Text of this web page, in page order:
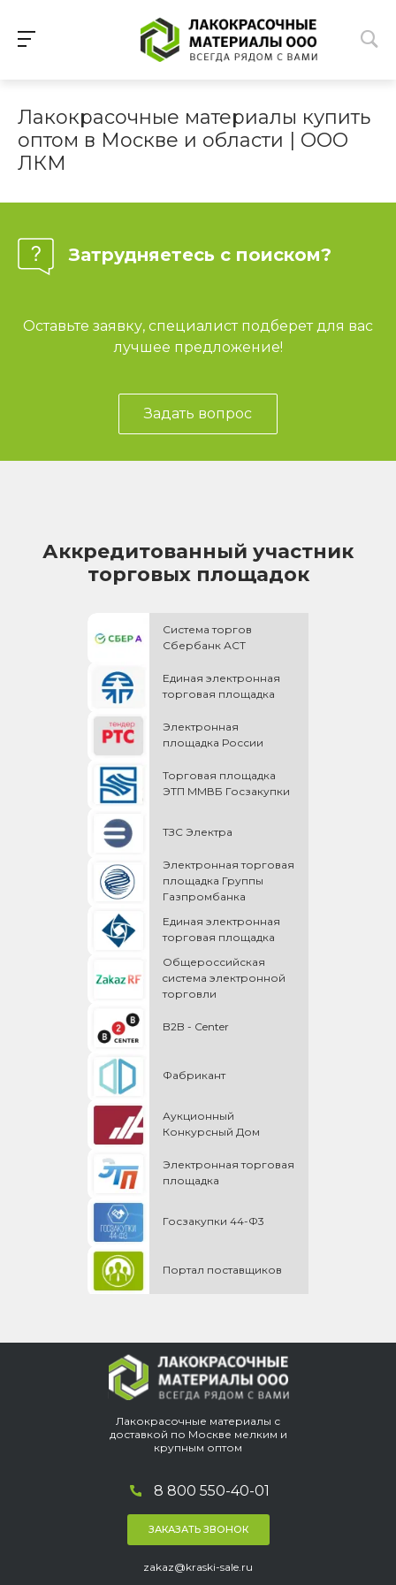
Лакокрасочные материалы купить
оптом в Москве и области | ООО
ЛКМ
Затрудняетесь с поиском?
Оставьте заявку, специалист подберет для вас
лучшее предложение!
Задать вопрос
Аккредитованный участник
торговых площадок
Система торгов
Сбербанк АСТ
Единая электронная
торговая площадка
Электронная
площадка России
Торговая площадка
ЭТП ММВБ Госзакупки
ТЗС Электра
Электронная торговая
площадка Группы
Газпромбанка
Единая электронная
торговая площадка
Общероссийская
cистема электронной
торговли
B2B - Center
Фабрикант
Аукционный
Конкурсный Дом
Электронная торговая
площадка
Госзакупки 44-Ф3
Портал поставщиков
Лакокрасочные материалы с
доставкой по Москве мелким и
крупным оптом
8 800 550-40-01
ЗАКАЗАТЬ ЗВОНОК
zakaz@kraski-sale.ru